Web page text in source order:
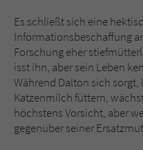
Es schließt sich eine
Informationsbeschaffung
Forschung eher
isst ihn, aber sein Leben
Während Dalton sich
Katzenmilch füttern,
höchstens Vorsicht, aber
gegenüber seiner